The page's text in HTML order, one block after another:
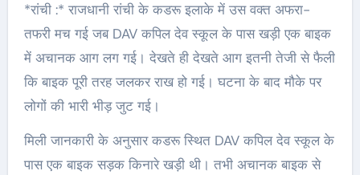
*रांची :* राजधानी रांची के कडरू इलाके में उस वक्त अफरा-
तफरी मच गई जब DAV कपिल देव स्कूल के पास खड़ी एक बाइक
में अचानक आग लग गई। देखते ही देखते आग इतनी तेजी से फैली
कि बाइक पूरी तरह जलकर राख हो गई। घटना के बाद मौके पर
लोगों की भारी भीड़ जुट गई।
मिली जानकारी के अनुसार कडरू स्थित DAV कपिल देव स्कूल के
पास एक बाइक सड़क किनारे खड़ी थी। तभी अचानक बाइक से